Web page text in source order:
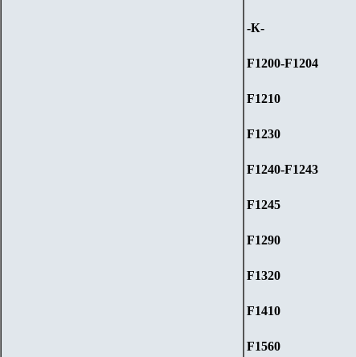
-К-
F1200-F1204
F1210
F1230
F1240-F1243
F1245
F1290
F1320
F1410
F1560